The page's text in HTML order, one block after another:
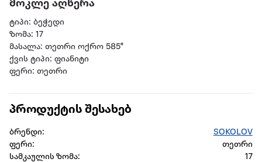
მოკლე აღწერა
ტიპი: ბეჭედი
ზომა: 17
მასალა: თეთრი ოქრო 585°
ქვის ტიპი: ფიანიტი
ფერი: თეთრი
პროდუქტის შესახებ
ბრენდი:
SOKOLOV
ფერი:
თეთრი
სამკაულის ზომა:
17